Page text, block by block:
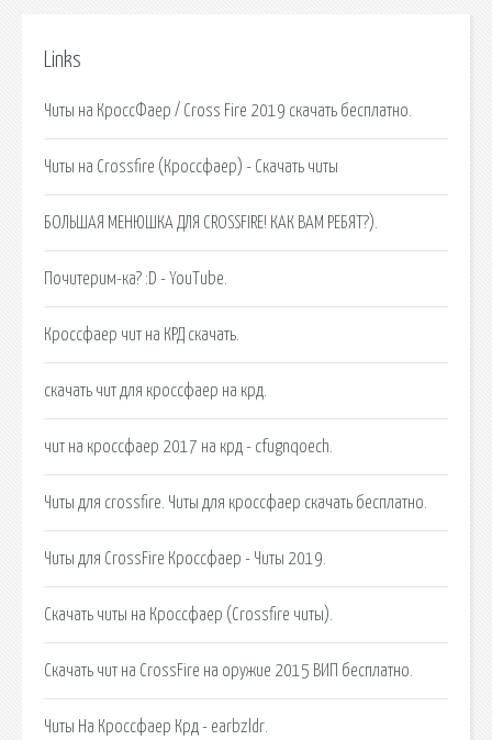
Links
Читы на КроссФаер / Cross Fire 2019 скачать бесплатно.
Читы на Crossfire (Кроссфаер) - Скачать читы
БОЛЬШАЯ МЕНЮШКА ДЛЯ CROSSFIRE! КАК ВАМ РЕБЯТ?).
Почитерим-ка? :D - YouTube.
Кроссфаер чит на КРД скачать.
скачать чит для кроссфаер на крд.
чит на кроссфаер 2017 на крд - cfugnqoech.
Читы для crossfire. Читы для кроссфаер скачать бесплатно.
Читы для CrossFire Кроссфаер - Читы 2019.
Скачать читы на Кроссфаер (Crossfire читы).
Скачать чит на CrossFire на оружие 2015 ВИП бесплатно.
Читы На Кроссфаер Крд - earbzldr.